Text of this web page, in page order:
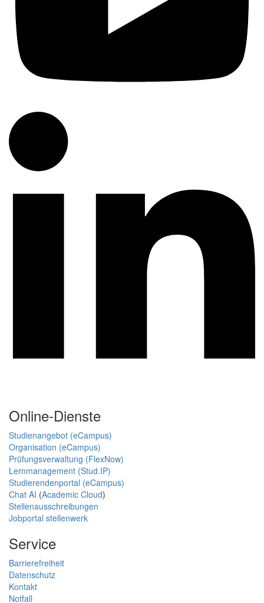
Online-Dienste
Studienangebot (eCampus)
Organisation (eCampus)
Prüfungsverwaltung (FlexNow)
Lernmanagement (Stud.IP)
Studierendenportal (eCampus)
Chat AI (Academic Cloud)
Stellenausschreibungen
Jobportal stellenwerk
Service
Barrierefreiheit
Datenschutz
Kontakt
Notfall